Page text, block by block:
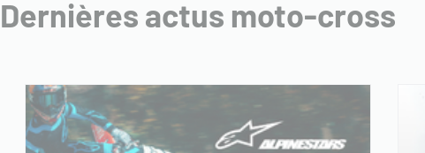
Dernières actus moto-cross